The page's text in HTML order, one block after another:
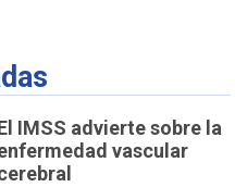
IMSS advierte sobre la
vascular